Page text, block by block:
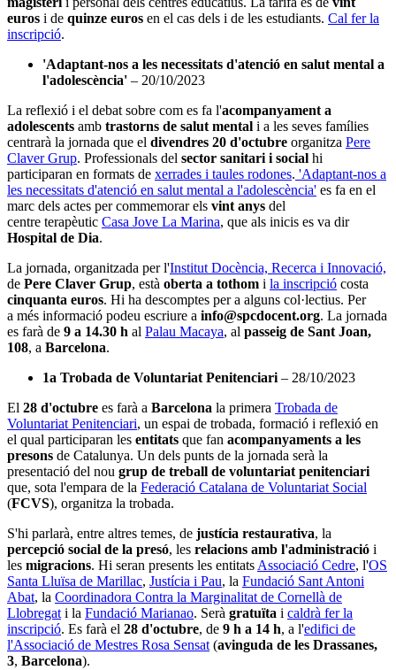
euros i de quinze euros en el cas dels i de les estudiants. Cal fer la
inscripció.
'Adaptant-nos a les necessitats d'atenció en salut mental a
l'adolescència' – 20/10/2023
La reflexió i el debat sobre com es fa l'acompanyament a
adolescents amb trastorns de salut mental i a les seves famílies
centrarà la jornada que el divendres 20 d'octubre organitza Pere
Claver Grup. Professionals del sector sanitari i social hi
participaran en formats de xerrades i taules rodones. 'Adaptant-nos a
les necessitats d'atenció en salut mental a l'adolescència' es fa en el
marc dels actes per commemorar els vint anys del
centre terapèutic Casa Jove La Marina, que als inicis es va dir
Hospital de Dia.
La jornada, organitzada per l'Institut Docència, Recerca i Innovació,
de Pere Claver Grup, està oberta a tothom i la inscripció costa
cinquanta euros. Hi ha descomptes per a alguns col·lectius. Per
a més informació podeu escriure a info@spcdocent.org. La jornada
es farà de 9 a 14.30 h al Palau Macaya, al passeig de Sant Joan,
108, a Barcelona.
1a Trobada de Voluntariat Penitenciari– 28/10/2023
El 28 d'octubre es farà a Barcelona la primera Trobada de
Voluntariat Penitenciari, un espai de trobada, formació i reflexió en
el qual participaran les entitats que fan acompanyaments a les
presons de Catalunya. Un dels punts de la jornada serà la
presentació del nou grup de treball de voluntariat penitenciari
que, sota l'empara de la Federació Catalana de Voluntariat Social
(FCVS), organitza la trobada.
S'hi parlarà, entre altres temes, de justícia restaurativa, la
percepció social de la presó, les relacions amb l'administració i
les migracions. Hi seran presents les entitatsAssociació Cedre, l'OS
Santa Lluïsa de Marillac, Justícia i Pau, la Fundació Sant Antoni
Abat, la Coordinadora Contra la Marginalitat de Cornellà de
Llobregati la Fundació Marianao. Serà gratuïta i caldrà fer la
inscripció. Es farà el 28 d'octubre, de 9 h a 14 h, a l'edifici de
l'Associació de Mestres Rosa Sensat(avinguda de les Drassanes,
3, Barcelona).